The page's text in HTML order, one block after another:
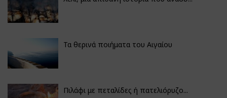
Τα θερινά ποιήματα του Αιγαίου
Πιλάφι με πεταλίδες ή πατελιόρυζο...